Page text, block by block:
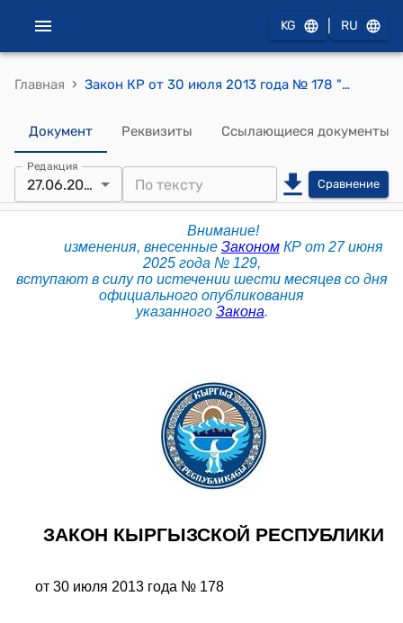
KG RU
Главная › Закон КР от 30 июля 2013 года № 178 "О внесении изменений в некоторые законодательные акты Кыргызской Республики"
Документ Реквизиты Ссылающиеся документы
Редакция
27.06.2025 Сравнение